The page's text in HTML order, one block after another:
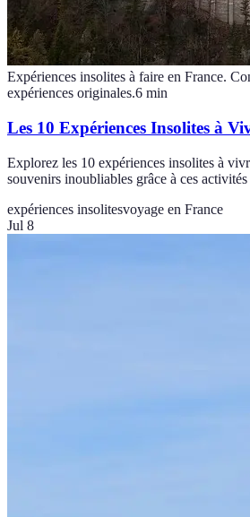
Expériences insolites à faire en France.
expériences originales.6 min
Les 10 Expériences Insolites à
Explorez les 10 expériences insolites à
souvenirs inoubliables grâce à ces
expériences insolitesvoyage en France
Jul 8